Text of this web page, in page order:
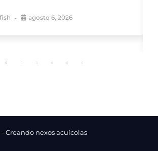
talleres especializados y
Creando nexos acuícolas